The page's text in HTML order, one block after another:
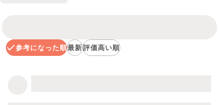
参考になった順最新評価高い順